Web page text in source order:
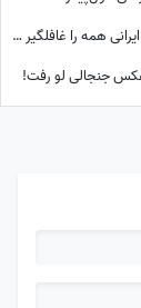
گنج افسانه‌ ای وایکینگ‌ ها از زیر خاک بیرون آمد؛ سکه‌ های ایرانی همه را غافلگیر کرد
جنجالی لو رفت!